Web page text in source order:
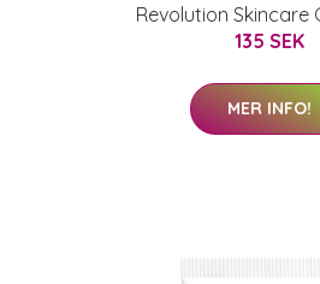
Revolution Skincare
135 SEK
MER INFO!